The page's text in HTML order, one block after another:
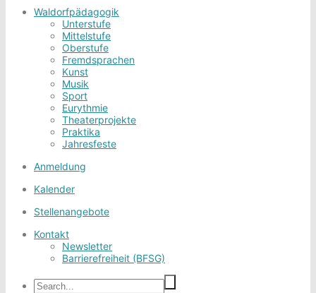
Waldorfpädagogik
Unterstufe
Mittelstufe
Oberstufe
Fremdsprachen
Kunst
Musik
Sport
Eurythmie
Theaterprojekte
Praktika
Jahresfeste
Anmeldung
Kalender
Stellenangebote
Kontakt
Newsletter
Barrierefreiheit (BFSG)